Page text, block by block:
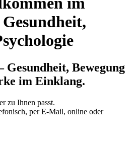
Gesundheit, Bewegung
im Einklang.
zu Ihnen passt.
per E‑Mail, online oder